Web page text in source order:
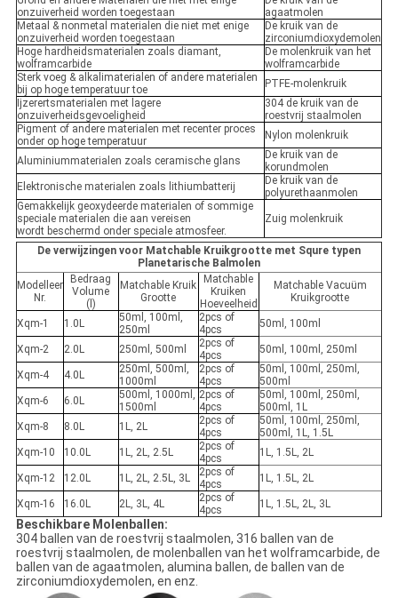
onzuiverheid worden toegestaan
agaatmolen
Metaal & nonmetal materialen die niet met enige
onzuiverheid worden toegestaan
De kruik van de
zirconiumdioxydemolen
Hoge hardheidsmaterialen zoals diamant,
wolframcarbide
De molenkruik van het
wolframcarbide
Sterk voeg & alkalimaterialen of andere materialen
bij op hoge temperatuur toe
PTFE-molenkruik
Ijzerertsmaterialen met lagere
onzuiverheidsgevoeligheid
304 de kruik van de
roestvrij staalmolen
Pigment of andere materialen met recenter proces
onder op hoge temperatuur
Nylon molenkruik
Aluminiummaterialen zoals ceramische glans
De kruik van de
korundmolen
Elektronische materialen zoals lithiumbatterij
De kruik van de
polyurethaanmolen
Gemakkelijk geoxydeerde materialen of sommige
speciale materialen die aan vereisen
wordt beschermd onder speciale atmosfeer.
Zuig molenkruik
De verwijzingen voor Matchable Kruikgrootte met Squre typen
Planetarische Balmolen
Modelleer
Nr.
Bedraag
Volume
(l)
Matchable Kruik
Grootte
Matchable
Kruiken
Hoeveelheid
Matchable Vacuüm
Kruikgrootte
Xqm-1 1.0L
50ml, 100ml,
250ml
2pcs of
4pcs
50ml, 100ml
Xqm-2 2.0L 250ml, 500ml
2pcs of
4pcs
50ml, 100ml, 250ml
Xqm-4 4.0L
250ml, 500ml,
1000ml
2pcs of
4pcs
50ml, 100ml, 250ml,
500ml
Xqm-6
6.0L
500ml, 1000ml,
1500ml
2pcs of
4pcs
50ml, 100ml, 250ml,
500ml, 1L
Xqm-8
8.0L 1L, 2L
2pcs of
4pcs
50ml, 100ml, 250ml,
500ml, 1L, 1.5L
Xqm-10
10.0L 1L, 2L, 2.5L
2pcs of
4pcs
1L, 1.5L, 2L
Xqm-12 12.0L 1L, 2L, 2.5L, 3L
2pcs of
4pcs
1L, 1.5L, 2L
Xqm-16 16.0L 2L, 3L, 4L
2pcs of
4pcs
1L, 1.5L, 2L, 3L
Beschikbare Molenballen:
304 ballen van de roestvrij staalmolen, 316 ballen van de
roestvrij staalmolen, de molenballen van het wolframcarbide, de
ballen van de agaatmolen, alumina ballen, de ballen van de
zirconiumdioxydemolen, en enz.